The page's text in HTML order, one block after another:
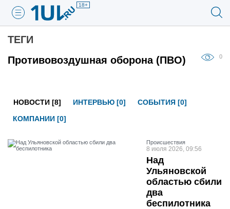
18+
ТЕГИ
Противовоздушная оборона (ПВО)
0
НОВОСТИ [8] ИНТЕРВЬЮ [0]
СОБЫТИЯ [0]
КОМПАНИИ [0]
Проиcшествия
8 июля 2026, 09:56
Над
Ульяновской
областью сбили
два
беспилотника